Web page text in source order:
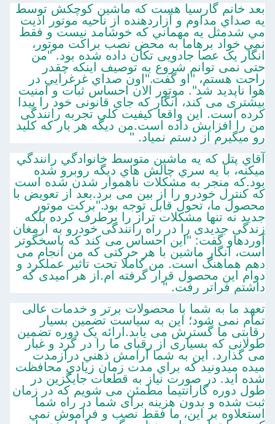
بعد خانم گارسیا هست که ماشين کوچکش توسط
يه صداي مداوم و آزاردهنده از ناحيه موتور اذيت
مي شدمثل يه مهماني که خوشامد نيست و فقط
نمي خواد برهاما به محض نصب براکت موتور،
انگار یک عصا جادویی تکان داده شده بود. "من
حتی نمی توانم شروع به توصیف اینکه چقدر
راحت هستم، "او گفت."اون صداي غرغرايي در
هوا ناپديد شد". موتور الان احساس ثبات و امنیت
بیشتری می کند، انگار که جای قانونی خود را پیدا
کرده است. این واقعا کیفیت کلی تجربه رانندگی
من را افزایش داده است.من ديگه هر بار که کلید
رو ميگيرم از دستم نمياد. "
آقاي پتل که يه ماشين متوسط خانوادگي رانندگي
ميکنه، با يه سري چالش هاي ديگه روبرو شده
بود.که منجر به مشکلات ناهموار شدن شده است
که کنترل خودرو را از بین می برد.بعد از تعويض با
محصول ما، تحول قابل توجه بود."برکت موتور
جدید نه تنها مشکلات تراز را برطرف کرده بلکه
زندگی جدیدی را در راه رانندگی خودرو به ارمغان
آوردهاو گفت: "این احساس می کند که پاسخگوتر
است، انگار ماشین با هر حرکتی که من انجام می
دهم هماهنگ است. من کاملا تحت تاثیر عملکرد و
دوام این محصول قرار گرفته ام.از هر امیدی که
داشتم فراتر رفت. "
تعهد ما به شما با محصولات برتر و خدمات عالی
تمام نمی شود؛ این به سیاست تضمین بسیار
رقابتی ما گسترش می یابد.ارائه یک دوره تضمین
طولانی که بسیاری از رقبای ما را در گرد و غبار
می گذارد. اين به شما آرامش ذهني درازمدت
ميده ميدونيد که براي مدت زمان زيادي محافظت
شده ايد. در صورت نياز به قطعات جايگزين در
طول دوره گارانتيما مطمئن می شویم که در زمان
ثبت شده و بدون هزینه برای شما در راه شما
استعلاوه بر اين، ما فقط نصب و فراموش نمي